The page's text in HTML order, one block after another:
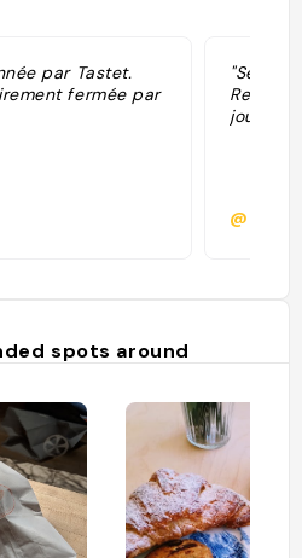
par Tastet.
fermée par
jour le
@
spots around